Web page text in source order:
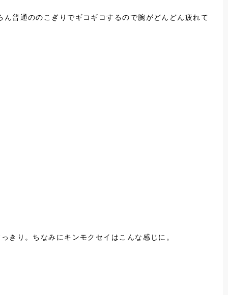
普通ののこぎりでギコギコするので腕がどんどん疲れて
きり。ちなみにキンモクセイはこんな感じに。